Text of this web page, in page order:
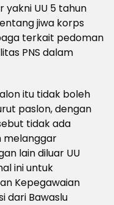
yakni UU 5 tahun
jiwa korps
terkait pedoman
PNS dalam
itu tidak boleh
paslon, dengan
tidak ada
melanggar
lain diluar UU
ini untuk
Kepegawaian
dari Bawaslu